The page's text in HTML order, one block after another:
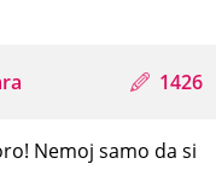
1426
Nemoj samo da si